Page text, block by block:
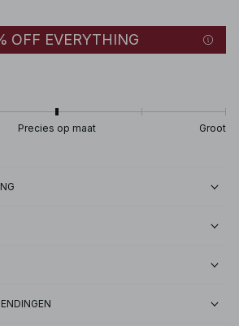
OFF EVERYTHING
Precies op maat Groot